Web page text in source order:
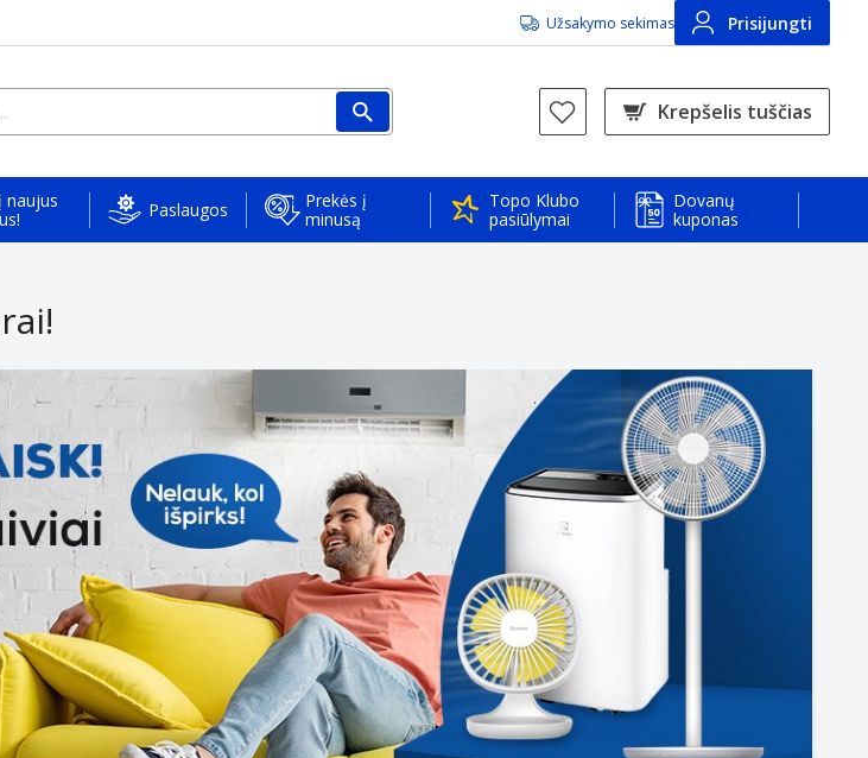
Užsakymo sekimas Prisijungti
Krepšelis tuščias
naujus
Paslaugos
Prekės į
minusą
Topo Klubo
pasiūlymai
Dovanų
kuponas